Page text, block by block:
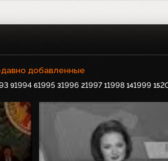
добавленные
91994 61995 31996 21997 11998 141999 15